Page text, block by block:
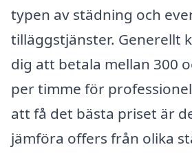
typen av städning och
tilläggstjänster. Generellt
dig att betala mellan 300
per timme för
att få det bästa priset är
jämföra offers från olika